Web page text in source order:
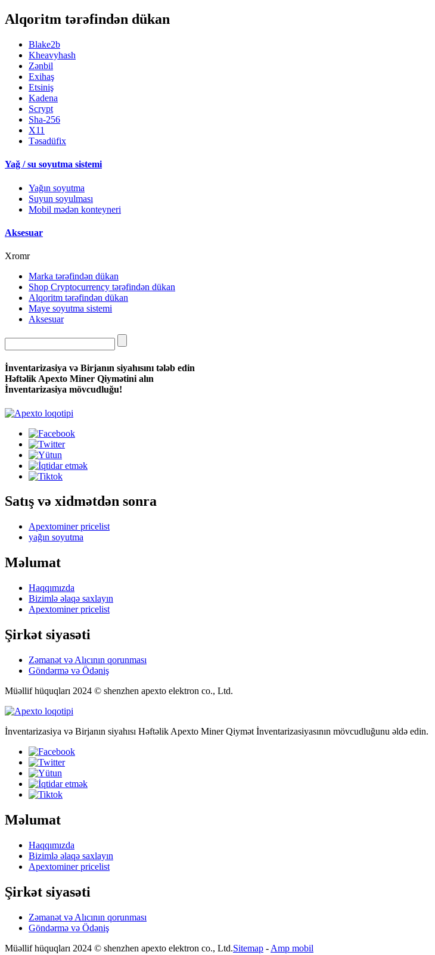
Alqoritm tərəfindən dükan
Blake2b
Kheavyhash
Zənbil
Exihaş
Etsiniş
Kadena
Scrypt
Sha-256
X11
Təsadüfix
Yağ / su soyutma sistemi
Yağın soyutma
Suyun soyulması
Mobil mədən konteyneri
Aksesuar
Xromr
Marka tərəfindən dükan
Shop Cryptocurrency tərəfindən dükan
Alqoritm tərəfindən dükan
Maye soyutma sistemi
Aksesuar
İnventarizasiya və Birjanın siyahısını tələb edin
Həftəlik Apexto Miner Qiymətini alın
İnventarizasiya mövcudluğu!
Satış və xidmətdən sonra
Apextominer pricelist
yağın soyutma
Məlumat
Haqqımızda
Bizimlə əlaqə saxlayın
Apextominer pricelist
Şirkət siyasəti
Zəmanət və Alıcının qorunması
Göndərmə və Ödəniş
Müəllif hüquqları 2024 © shenzhen apexto elektron co., Ltd.
İnventarizasiya və Birjanın siyahısı Həftəlik Apexto Miner Qiymət İnventarizasiyasının mövcudluğunu əldə edin.
Məlumat
Haqqımızda
Bizimlə əlaqə saxlayın
Apextominer pricelist
Şirkət siyasəti
Zəmanət və Alıcının qorunması
Göndərmə və Ödəniş
Müəllif hüquqları 2024 © shenzhen apexto elektron co., Ltd.Sitemap - Amp mobil